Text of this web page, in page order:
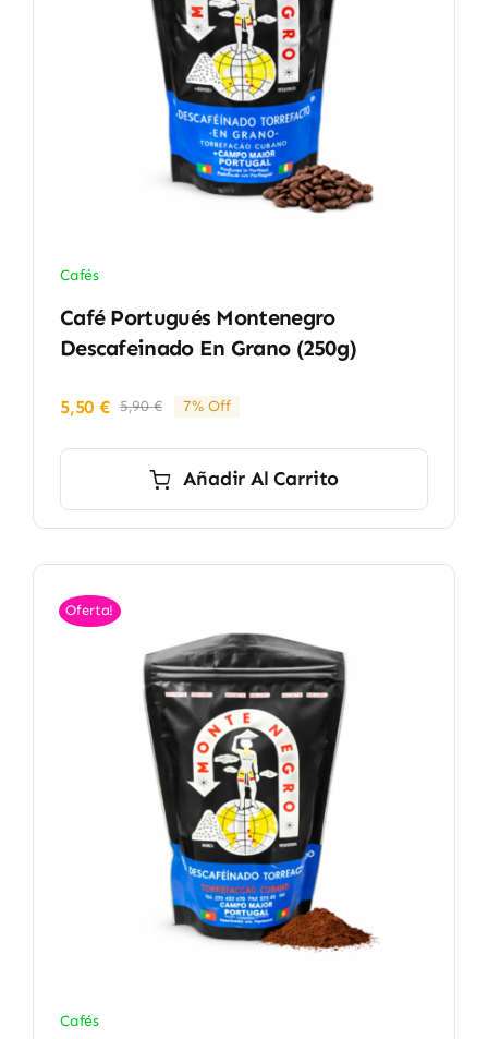
Cafés
Café Portugués Montenegro
Descafeinado En Grano (250g)
5,90€El
era:
5,50€
El
es:
7% Off
Añadir Al Carrito
Oferta!
Cafés